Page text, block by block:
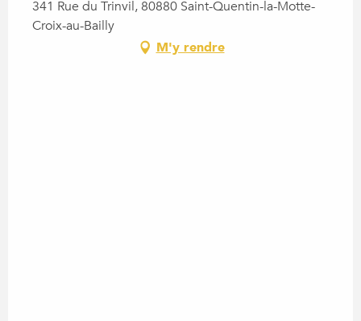
341 Rue du Trinvil, 80880 Saint-Quentin-la-Motte-
Croix-au-Bailly
M'y rendre